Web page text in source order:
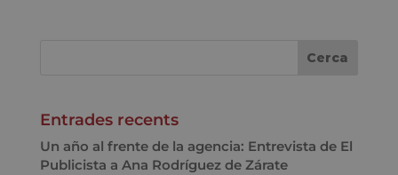
Entrades recents
Un año al frente de la agencia: Entrevista de El
Publicista a Ana Rodríguez de Zárate